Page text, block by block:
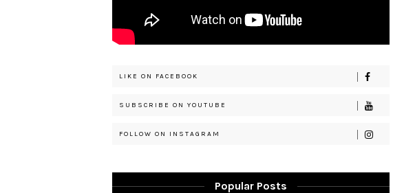
LIKE ON FACEBOOK
SUBSCRIBE ON YOUTUBE
FOLLOW ON INSTAGRAM
Popular Posts